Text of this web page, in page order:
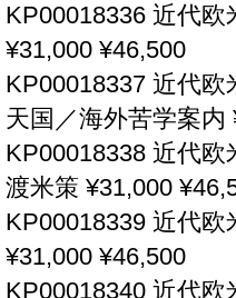
KP00018336 近代
¥31,000 ¥46,500
KP00018337 近代
天国／海外苦学案内
KP00018338 近代
渡米策 ¥31,000
KP00018339 近代
¥31,000 ¥46,500
KP00018340 近代